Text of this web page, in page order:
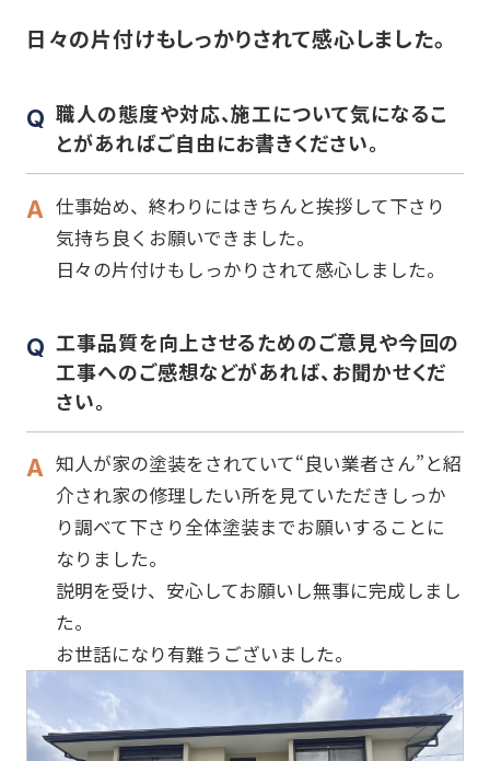
日々の片付けもしっかりされて感心しました。
職人の態度や対応、施工について気になるこ
とがあればご自由にお書きください。
仕事始め、終わりにはきちんと挨拶して下さり
気持ち良くお願いできました。
日々の片付けもしっかりされて感心しました。
工事品質を向上させるためのご意見や今回の
工事へのご感想などがあれば、お聞かせくだ
さい。
知人が家の塗装をされていて“良い業者さん”と紹
介され家の修理したい所を見ていただきしっか
り調べて下さり全体塗装までお願いすることに
なりました。
説明を受け、安心してお願いし無事に完成しまし
た。
お世話になり有難うございました。